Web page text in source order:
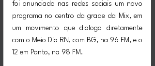
foi anunciado nas redes sociais um novo
programa no centro da grade da Mix, em
um movimento que dialoga diretamente
com o Meio Dia RN, com BG, na 96 FM, e o
12 em Ponto, na 98 FM.